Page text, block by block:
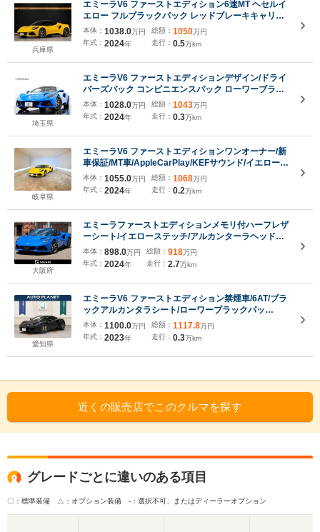
兵庫県
エミーラV6 ファーストエディション6速MT ヘセルイ
エロー フルブラックパック レッドブレーキキャリパ
ー ブラウンレザーシート 12Way電動調整スポーツシ
ート ナッパレザーステアリング AppleCarPlay
AndroidAuto KEFサウンドシステム
本体： 1038.0万円
年式： 2024年
総額： 1050万円
走行： 0.5万km
埼玉県
エミーラV6 ファーストエディションデザイン/ドライ
バーズパック コンビニエンスパック ローワーブラッ
クパック アルカンターラステアリング アルミペダル
クルーズコントロール プライバシーガラス
本体： 1028.0万円
年式： 2024年
総額： 1043万円
走行： 0.3万km
岐阜県
エミーラV6 ファーストエディションワンオーナー/新
車保証/MT車/AppleCarPlay/KEFサウンド/イエローキ
ャリパー/ドライバーズパック/コンビニエンスパック/
デザインパック/Bカメラ/シートヒーター/メモリー付
きパワーシート/
本体： 1055.0万円
年式： 2024年
総額： 1068万円
走行： 0.2万km
大阪府
エミーラファーストエディションメモリ付ハーフレザ
ーシート/イエローステッチ/アルカンターラヘッドラ
イニング/クルーズコントロール/バックカメラ/KEFプ
レミアムオーディオ/純正20インチアルミホイー
ル/LEDヘッドライド/前後パーキングセンサー/
本体： 898.0万円
年式： 2024年
総額： 918万円
走行： 2.7万km
愛知県
エミーラV6 ファーストエディション禁煙車/6AT/ブラ
ックアルカンタラシート/ローワーブラックパッ
ク/AppleCarplay/AndroidAuto/バックカメラ/20イン
チアルミ/First Editionバッジ/DPMドライブモー
ド/KEFサウンド/
本体： 1100.0万円
年式： 2023年
総額： 1117.8万円
走行： 0.3万km
近くの販売店でこのクルマを探す
グレードごとに違いのある項目
〇：標準装備 △：オプション装備 -：選択不可、またはディーラーオプション